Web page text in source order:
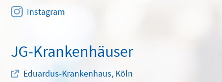
Instagram
JG-Krankenhäuser
Eduardus-Krankenhaus, Köln